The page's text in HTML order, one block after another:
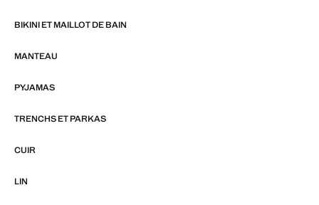
BIKINI ET MAILLOT DE BAIN
MANTEAU
PYJAMAS
TRENCHS ET PARKAS
CUIR
LIN